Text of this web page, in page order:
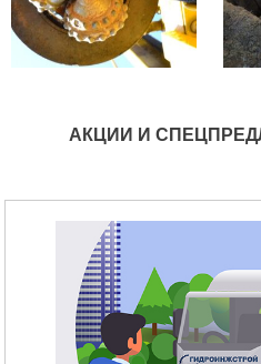
АКЦИИ И